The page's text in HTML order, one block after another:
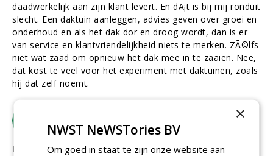
daadwerkelijk aan zijn klant levert. En dÃ¡t is bij mij ronduit
slecht. Een daktuin aanleggen, advies geven over groei en
onderhoud en als het dak dor en droog wordt, dan is er
van service en klantvriendelijkheid niets te merken. ZÃ©lfs
niet wat zaad om opnieuw het dak mee in te zaaien. Nee,
dat kost te veel voor het experiment met daktuinen, zoals
hij dat zelf noemt.
Door Stadshovenier Zwolle aangelegd groendak na ruim
×
NWST NeWSTories BV
Om goed in staat te zijn onze website aan